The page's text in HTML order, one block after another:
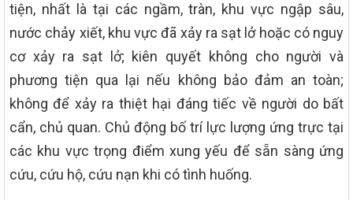
tiện, nhất là tại các ngầm, tràn, khu vực ngập sâu,
nước chảy xiết, khu vực đã xảy ra sạt lở hoặc có nguy
cơ xảy ra sạt lở; kiên quyết không cho người và
phương tiện qua lại nếu không bảo đảm an toàn;
không để xảy ra thiệt hại đáng tiếc về người do bất
cẩn, chủ quan. Chủ động bố trí lực lượng ứng trực tại
các khu vực trọng điểm xung yếu để sẵn sàng ứng
cứu, cứu hộ, cứu nạn khi có tình huống.